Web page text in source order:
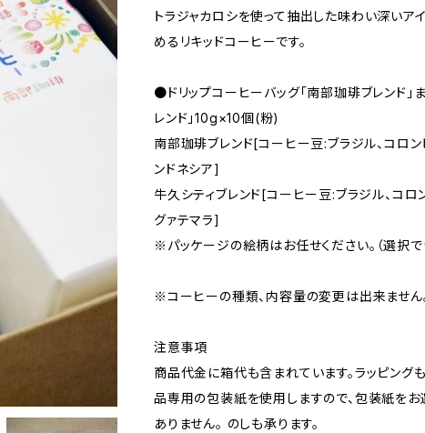
トラジャカロシを使って抽出した味わい深いア
めるリキッドコーヒーです。
●ドリップコーヒーバッグ「南部珈琲ブレンド」
レンド」10g×10個(粉)
南部珈琲ブレンド[コーヒー豆:ブラジル、コロン
ンドネシア]
牛久シティブレンド[コーヒー豆:ブラジル、コロン
グァテマラ]
※パッケージの絵柄はお任せください。（選択で
※コーヒーの種類、内容量の変更は出来ません
注意事項
商品代金に箱代も含まれています。ラッピング
品専用の包装紙を使用しますので、包装紙を
ありません。 のしも承ります。